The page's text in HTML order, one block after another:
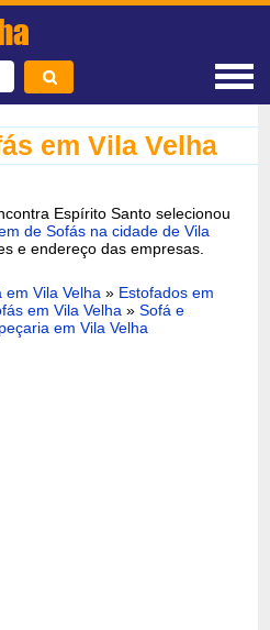
em Vila Velha
Espírito Santo selecionou
de Sofás na cidade de Vila
e endereço das empresas.
em Vila Velha » Estofados em
em Vila Velha »Sofá e
em Vila Velha